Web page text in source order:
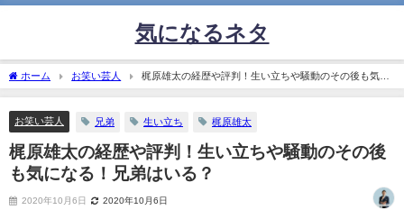
気になるネタ
ホーム お笑い芸人
梶原雄太の経歴や評判！生い立ちや騒動のその後も気に
なる！兄弟はいる？
お笑い芸人 兄弟 生い立ち 梶原雄太
梶原雄太の経歴や評判！生い立ちや騒動のその後
も気になる！兄弟はいる？
2020年10月6日 2020年10月6日